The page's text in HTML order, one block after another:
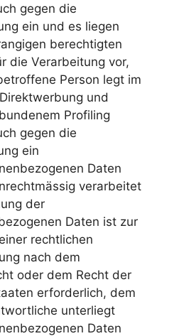
gegen die
ein und es liegen
berechtigten
die Verarbeitung vor,
Person legt im
und
Profiling
gegen die
ein
Daten
verarbeitet
der
Daten ist zur
rechtlichen
nach dem
oder dem Recht der
erforderlich, dem
unterliegt
Daten